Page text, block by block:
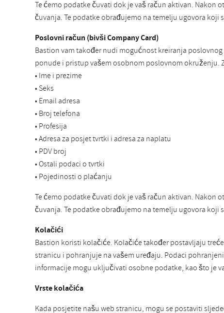
Te ćemo podatke čuvati dok je vaš račun aktivan. Nakon
čuvanja. Te podatke obrađujemo na temelju ugovora koji
Poslovni račun (bivši Company Card)
Bastion vam također nudi mogućnost kreiranja
ponude i pristup vašem osobnom poslovnom
• Ime i prezime
• Seks
• Email adresa
• Broj telefona
• Profesija
• Adresa za posjet tvrtki i adresa za naplatu
• PDV broj
• Ostali podaci o tvrtki
• Pojedinosti o plaćanju
Te ćemo podatke čuvati dok je vaš račun aktivan. Nakon
čuvanja. Te podatke obrađujemo na temelju ugovora koji
Kolačići
Bastion koristi kolačiće. Kolačiće također postavljaju
stranicu i pohranjuje na vašem uređaju. Podaci
informacije mogu uključivati osobne podatke, kao što je
Vrste kolačića
Kada posjetite našu web stranicu, mogu se postaviti